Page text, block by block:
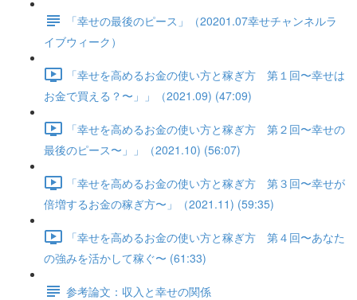
「幸せの最後のピース」（20201.07幸せチャンネルラ
イブウィーク）
「幸せを高めるお金の使い方と稼ぎ方 第１回〜幸せは
お金で買える？〜」」（2021.09) (47:09)
「幸せを高めるお金の使い方と稼ぎ方 第２回〜幸せの
最後のピース〜」」（2021.10) (56:07)
「幸せを高めるお金の使い方と稼ぎ方 第３回〜幸せが
倍増するお金の稼ぎ方〜」（2021.11) (59:35)
「幸せを高めるお金の使い方と稼ぎ方 第４回〜あなた
の強みを活かして稼ぐ〜 (61:33)
参考論文：収入と幸せの関係